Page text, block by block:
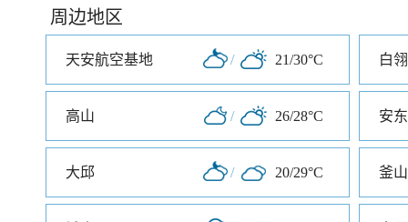
周边地区
天安航空基地 / 21/30°C 白
高山 / 26/28°C 安东
大邱 / 20/29°C 釜山